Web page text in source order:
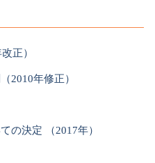
正）
2010年修正）
の決定 （2017年）